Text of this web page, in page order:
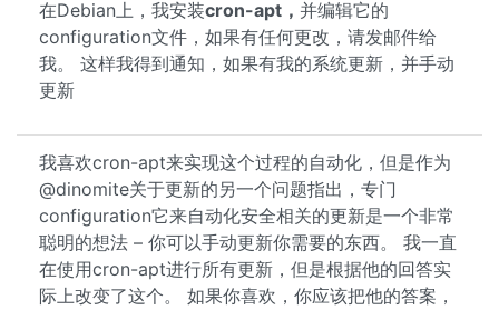
在Debian上，我安装cron-apt， 并编辑它的
configuration文件，如果有任何更改，请发邮件给
我。 这样我得到通知，如果有我的系统更新，并手动
更新
我喜欢cron-apt来实现这个过程的自动化，但是作为
@dinomite关于更新的另一个问题指出，专门
configuration它来自动化安全相关的更新是一个非常
聪明的想法 – 你可以手动更新你需要的东西。 我一直
在使用cron-apt进行所有更新，但是根据他的回答实
际上改变了这个。 如果你喜欢，你应该把他的答案，